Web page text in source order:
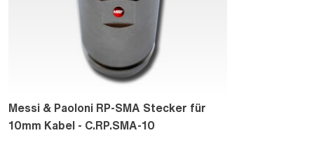
Messi & Paoloni RP-SMA Stecker für
10mm Kabel - C.RP.SMA-10